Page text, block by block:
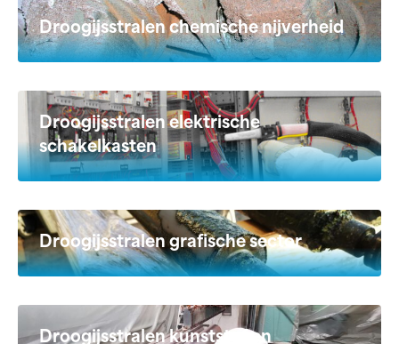
Droogijsstralen chemische nijverheid
Droogijsstralen elektrische
schakelkasten
Droogijsstralen grafische sector
Droogijsstralen kunststof en